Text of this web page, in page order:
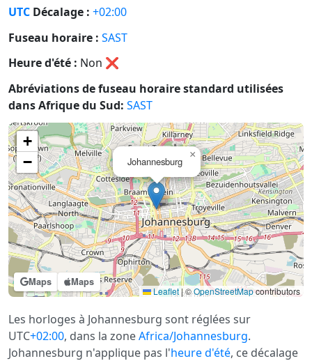
UTC Décalage : +02:00
Fuseau horaire : SAST
Heure d'été : Non ❌
Abréviations de fuseau horaire standard utilisées
dans Afrique du Sud: SAST
Maps Maps
Johannesburg
×
+
−
Leaflet|©OpenStreetMapcontributors
Les horloges à Johannesburg sont réglées sur
UTC+02:00, dans la zoneAfrica/Johannesburg.
Johannesburg n'applique pas l'heure d'été, ce décalage